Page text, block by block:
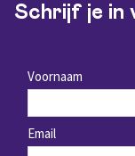
om de
voor een
om een
de
Schrijf je in